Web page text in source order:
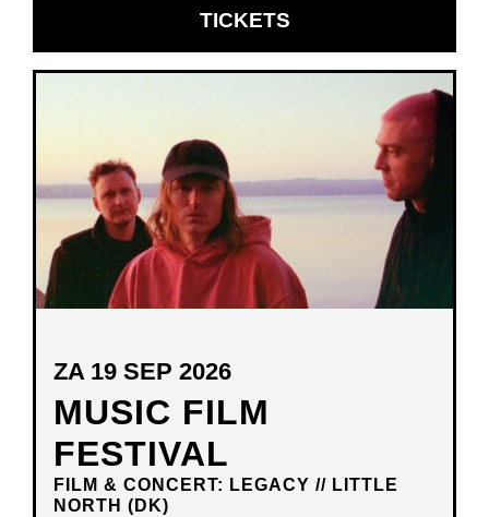
TICKETSOPENT
IN
VENSTER
MUSIC FILM
FESTIVAL
FILM & CONCERT: LEGACY // LITTLE
NORTH (DK)
ZA 19 SEP 2026